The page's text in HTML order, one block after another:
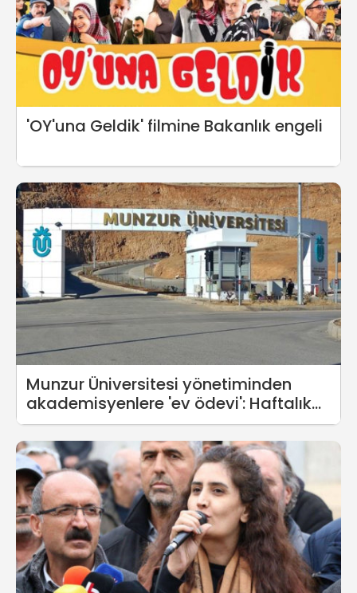
'OY'una Geldik' filmine Bakanlık engeli
Munzur Üniversitesi yönetiminden
akademisyenlere 'ev ödevi': Haftalık
rapor yazacaklar